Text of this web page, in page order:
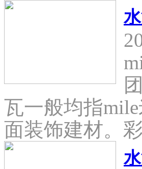
瓦一般均指
面装饰建材。